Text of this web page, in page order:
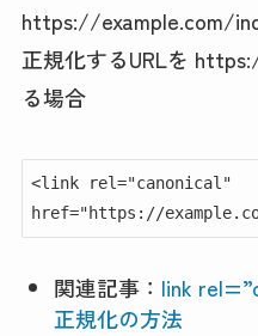
https://example.com/
正規化するURLを
る場合
<link rel="canonical"
href="https://
関連記事： link
正規化の方法